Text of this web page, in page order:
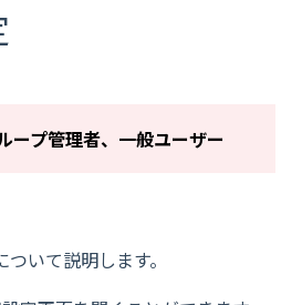
ープ管理者、一般ユーザー
いて説明します。